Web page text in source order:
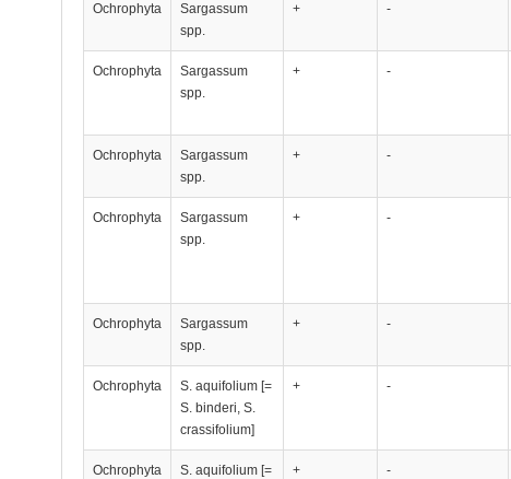
Ochrophyta
Sargassum
spp.
+ -
Ochrophyta
Sargassum
spp.
+ -
Ochrophyta
Sargassum
spp.
+ -
Ochrophyta
Sargassum
spp.
+ -
Ochrophyta
Sargassum
spp.
+ -
Ochrophyta
S. aquifolium [=
S. binderi, S.
crassifolium]
+ -
Ochrophyta
S. aquifolium [=
+ -